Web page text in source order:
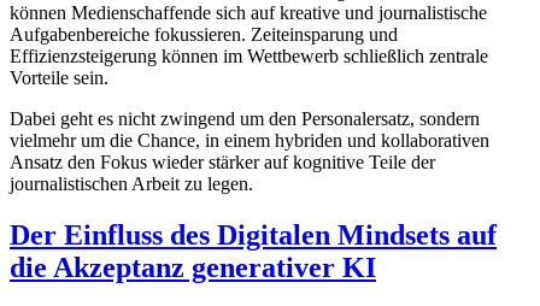
können Medienschaffende sich auf kreative und journalistische
Aufgabenbereiche fokussieren. Zeiteinsparung und
Effizienzsteigerung können im Wettbewerb schließlich zentrale
Vorteile sein.
Dabei geht es nicht zwingend um den Personalersatz, sondern
vielmehr um die Chance, in einem hybriden und kollaborativen
Ansatz den Fokus wieder stärker auf kognitive Teile der
journalistischen Arbeit zu legen.
Der Einfluss des Digitalen Mindsets auf
die Akzeptanz generativer KI